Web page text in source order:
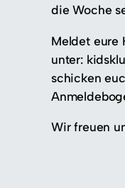
die Woche
Meldet eure
unter:
schicken
Wir freuen